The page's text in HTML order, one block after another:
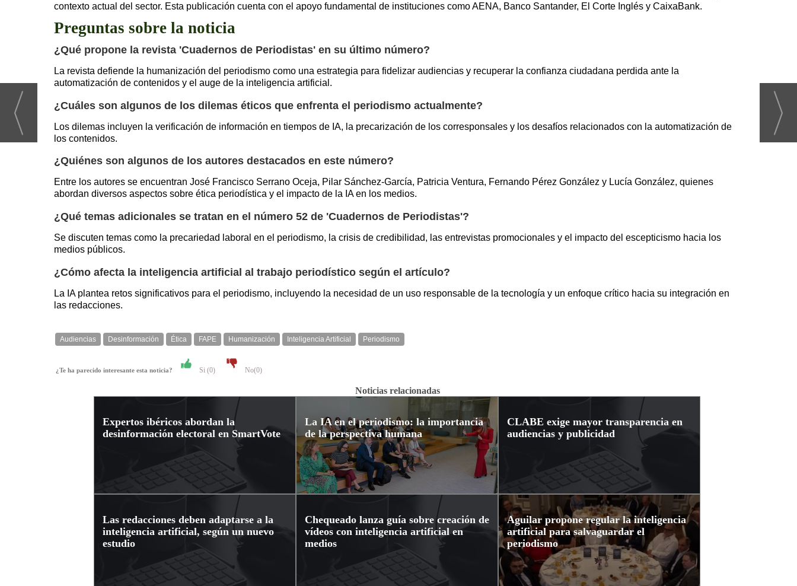
contexto actual del sector. Esta publicación cuenta con el apoyo fundamental de instituciones como AENA, Banco Santander, El Corte Inglés y CaixaBank.
Preguntas sobre la noticia
¿Qué propone la revista 'Cuadernos de Periodistas' en su último número?
La revista defiende la humanización del periodismo como una estrategia para fidelizar audiencias y recuperar la confianza ciudadana perdida ante la
automatización de contenidos y el auge de la inteligencia artificial.
¿Cuáles son algunos de los dilemas éticos que enfrenta el periodismo actualmente?
Los dilemas incluyen la verificación de información en tiempos de IA, la precarización de los corresponsales y los desafíos relacionados con la automatización de
los contenidos.
¿Quiénes son algunos de los autores destacados en este número?
Entre los autores se encuentran José Francisco Serrano Oceja, Pilar Sánchez-García, Patricia Ventura, Fernando Pérez González y Lucía González, quienes
abordan diversos aspectos sobre ética periodística y el impacto de la IA en los medios.
¿Qué temas adicionales se tratan en el número 52 de 'Cuadernos de Periodistas'?
Se discuten temas como la precariedad laboral en el periodismo, la crisis de credibilidad, las entrevistas promocionales y el impacto del escepticismo hacia los
medios públicos.
¿Cómo afecta la inteligencia artificial al trabajo periodístico según el artículo?
La IA plantea retos significativos para el periodismo, incluyendo la necesidad de un uso responsable de la tecnología y un enfoque crítico hacia su integración en
las redacciones.
Audiencias Desinformación Ética FAPE Humanización Inteligencia Artificial Periodismo
¿Te ha parecido interesante esta noticia? Si (0) No(0)
Noticias relacionadas
Expertos ibéricos abordan la
desinformación electoral en SmartVote
Las redacciones deben adaptarse a la
inteligencia artificial, según un nuevo
estudio
La IA en el periodismo: la importancia
de la perspectiva humana
Chequeado lanza guía sobre creación de
vídeos con inteligencia artificial en
medios
CLABE exige mayor transparencia en
audiencias y publicidad
Aguilar propone regular la inteligencia
artificial para salvaguardar el
periodismo